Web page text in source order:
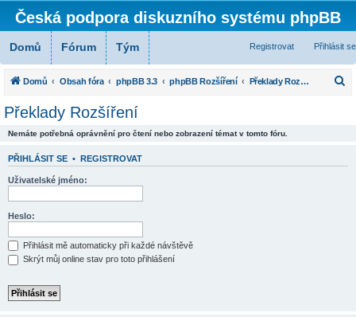
Česká podpora diskuzního systému phpBB
Domů Fórum Tým Přihlásit se
Registrovat
Domů Obsah fóra phpBB 3.3 phpBB Rozšíření Překlady Rozšíření
Překlady Rozšíření
Nemáte potřebná oprávnění pro čtení nebo zobrazení témat v tomto fóru.
PŘIHLÁSIT SE • REGISTROVAT
Uživatelské jméno:
Heslo:
Přihlásit mě automaticky při každé návštěvě
Skrýt můj online stav pro toto přihlášení